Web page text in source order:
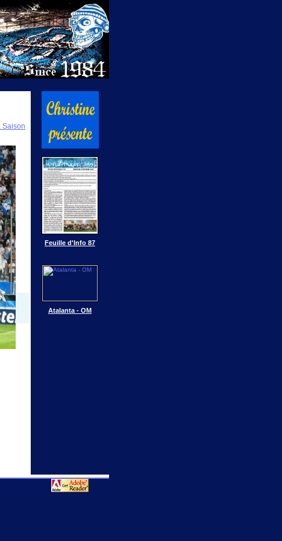
Saison
Feuille d'Info 87
Atalanta - OM